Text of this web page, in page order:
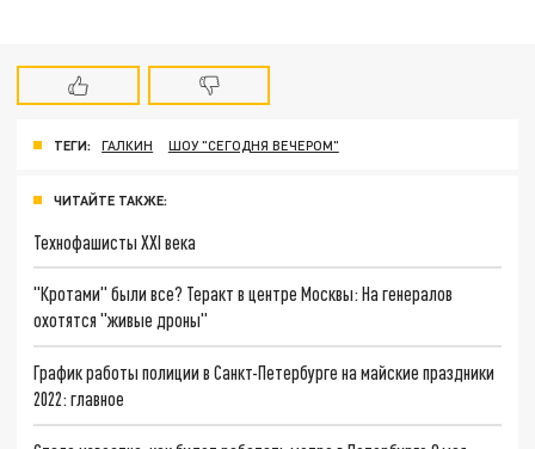
ТЕГИ: ГАЛКИН ШОУ "СЕГОДНЯ ВЕЧЕРОМ"
ЧИТАЙТЕ ТАКЖЕ:
Технофашисты XXI века
"Кротами" были все? Теракт в центре Москвы: На генералов
охотятся "живые дроны"
График работы полиции в Санкт-Петербурге на майские праздники
2022: главное